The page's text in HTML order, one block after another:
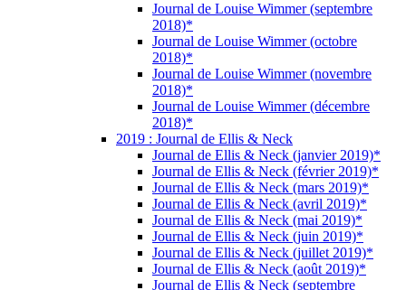
Journal de Louise Wimmer (septembre
2018)*
Journal de Louise Wimmer (octobre
2018)*
Journal de Louise Wimmer (novembre
2018)*
Journal de Louise Wimmer (décembre
2018)*
2019 : Journal de Ellis & Neck
Journal de Ellis & Neck (janvier 2019)*
Journal de Ellis & Neck (février 2019)*
Journal de Ellis & Neck (mars 2019)*
Journal de Ellis & Neck (avril 2019)*
Journal de Ellis & Neck (mai 2019)*
Journal de Ellis & Neck (juin 2019)*
Journal de Ellis & Neck (juillet 2019)*
Journal de Ellis & Neck (août 2019)*
Journal de Ellis & Neck (septembre